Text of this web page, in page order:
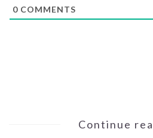
0 COMMENTS
Continue